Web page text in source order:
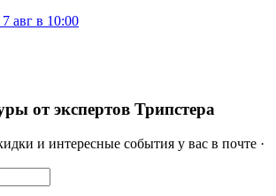
7 авг в 10:00
от экспертов Трипстера
и интересные события у вас в почте ·